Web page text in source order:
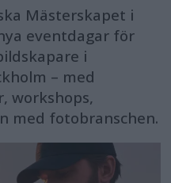
Mästerskapet i
eventdagar för
i
– med
workshops,
med fotobranschen.